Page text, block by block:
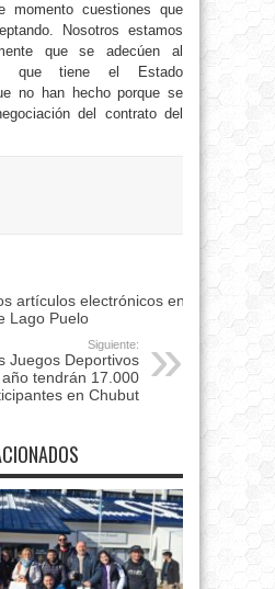
momento cuestiones que
Nosotros estamos
que se adecúen al
que tiene el Estado
no han hecho porque se
del contrato del
artículos electrónicos en
Lago Puelo
Siguiente:
Juegos Deportivos
tendrán 17.000
en Chubut